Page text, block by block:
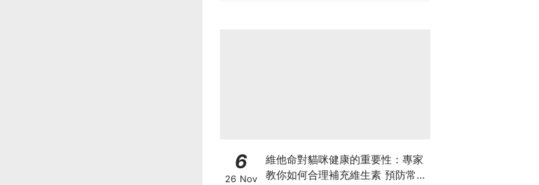
6
26 Nov
維他命對貓咪健康的重要性：專家
教你如何合理補充維生素 預防常見